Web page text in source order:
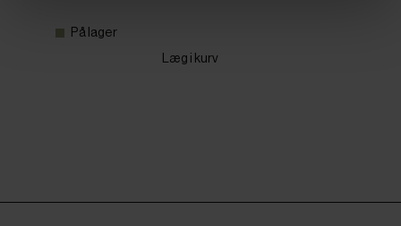
På lager
Læg i kurv